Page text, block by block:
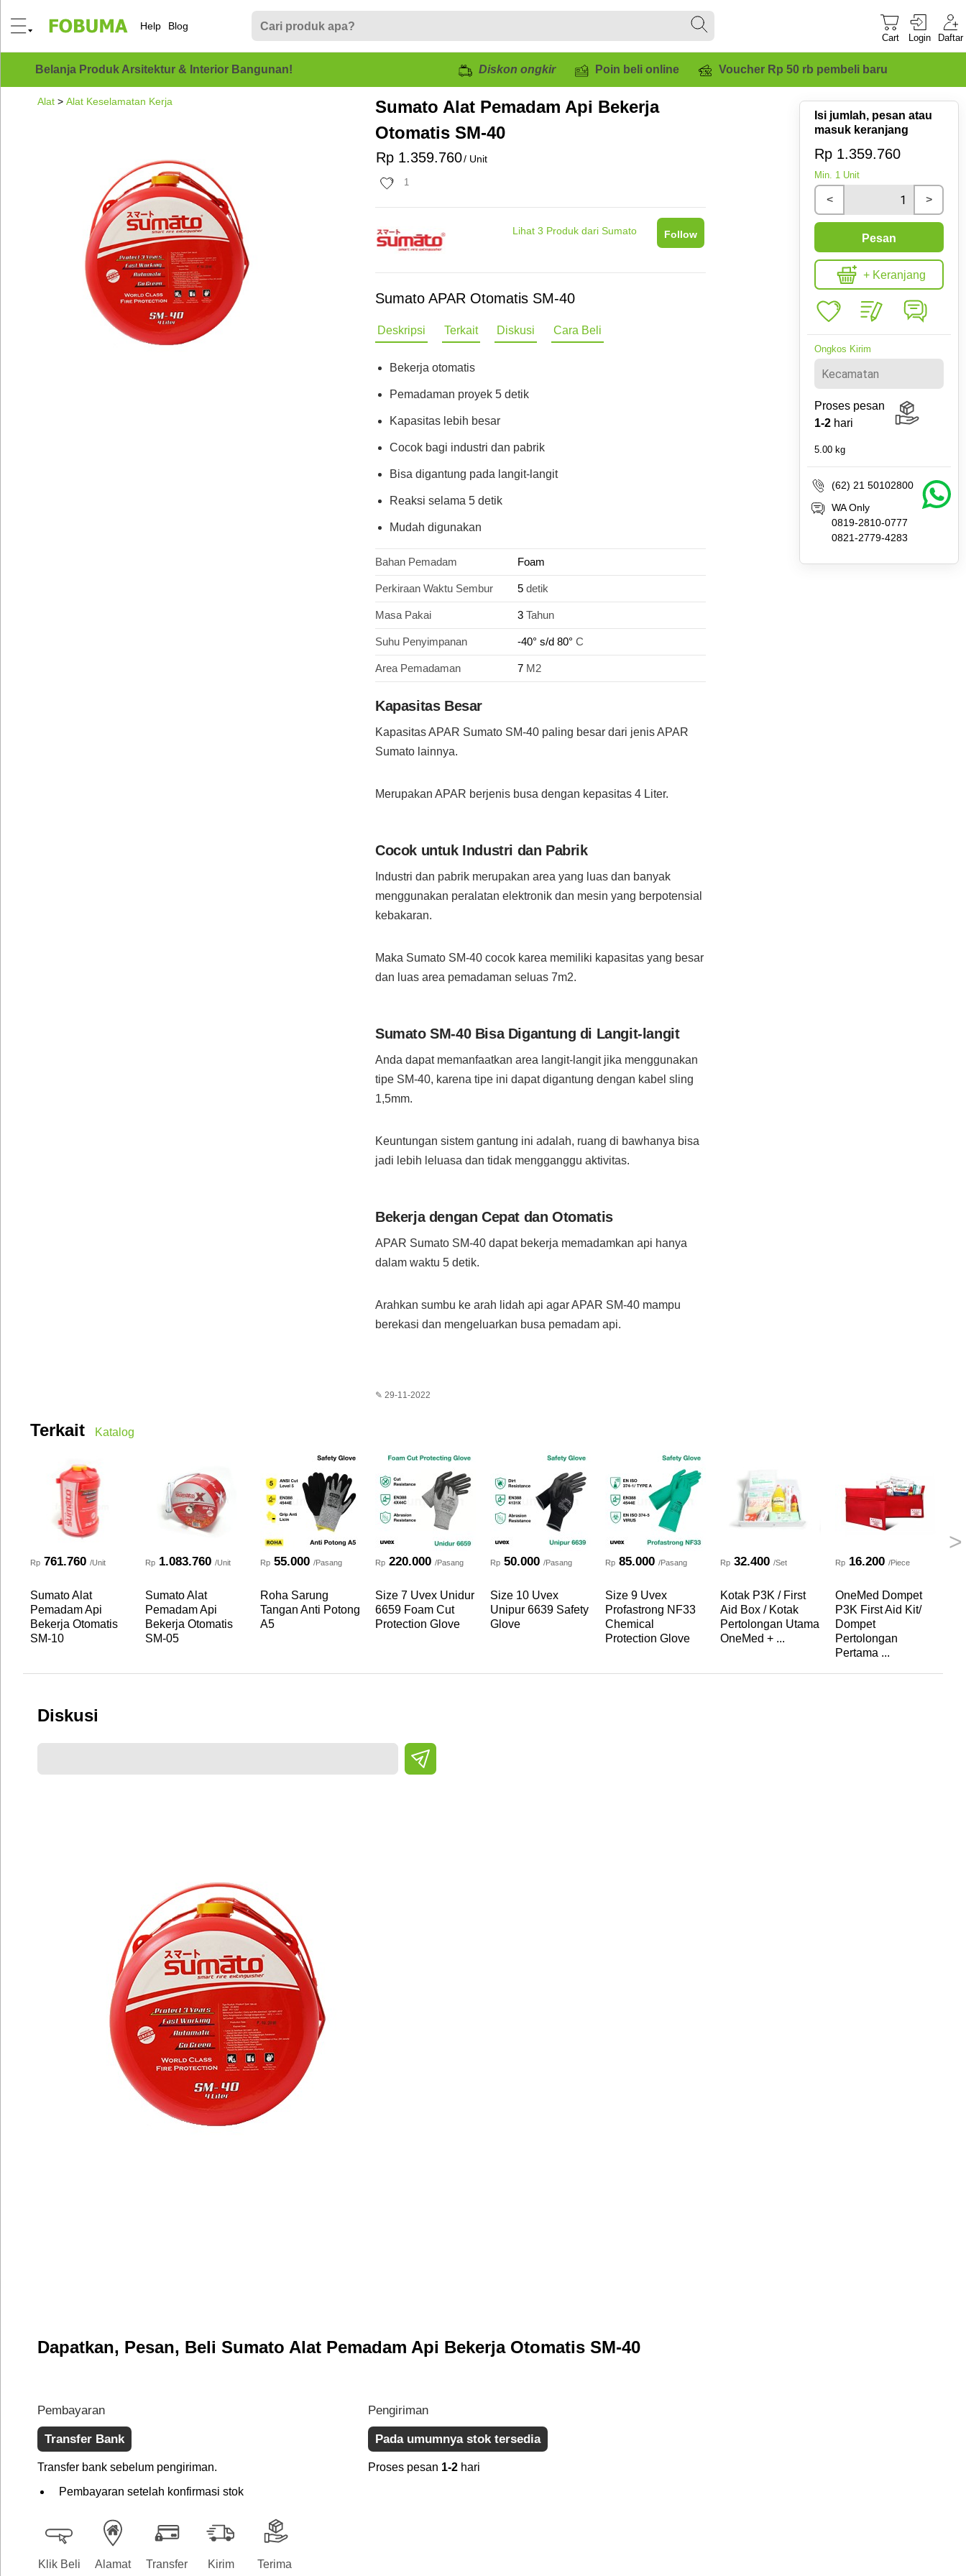
Help Blog
Cart Login Daftar
Belanja Produk Arsitektur & Interior Bangunan! Diskon ongkir Poin beli online Voucher Rp 50 rb pembeli baru
Alat > Alat Keselamatan Kerja
Sumato Alat Pemadam Api Bekerja
Otomatis SM-40
Rp 1.359.760/ Unit
1
Isi jumlah, pesan atau
masuk keranjang
Rp 1.359.760
Min. 1 Unit
< >
Pesan
+ Keranjang
Ongkos Kirim
Proses pesan
1-2 hari
5.00 kg
(62) 21 50102800
WA Only
0819-2810-0777
0821-2779-4283
Lihat 3 Produk dari Sumato Follow
Sumato APAR Otomatis SM-40
Deskripsi Terkait Diskusi Cara Beli
Bekerja otomatis
Pemadaman proyek 5 detik
Kapasitas lebih besar
Cocok bagi industri dan pabrik
Bisa digantung pada langit-langit
Reaksi selama 5 detik
Mudah digunakan
Bahan Pemadam Foam
Perkiraan Waktu Sembur 5 detik
Masa Pakai 3 Tahun
Suhu Penyimpanan -40° s/d 80° C
Area Pemadaman 7 M2
Kapasitas Besar
Kapasitas APAR Sumato SM-40 paling besar dari jenis APAR
Sumato lainnya.
Merupakan APAR berjenis busa dengan kepasitas 4 Liter.
Cocok untuk Industri dan Pabrik
Industri dan pabrik merupakan area yang luas dan banyak
menggunakan peralatan elektronik dan mesin yang berpotensial
kebakaran.
Maka Sumato SM-40 cocok karea memiliki kapasitas yang besar
dan luas area pemadaman seluas 7m2.
Sumato SM-40 Bisa Digantung di Langit-langit
Anda dapat memanfaatkan area langit-langit jika menggunakan
tipe SM-40, karena tipe ini dapat digantung dengan kabel sling
1,5mm.
Keuntungan sistem gantung ini adalah, ruang di bawhanya bisa
jadi lebih leluasa dan tidak mengganggu aktivitas.
Bekerja dengan Cepat dan Otomatis
APAR Sumato SM-40 dapat bekerja memadamkan api hanya
dalam waktu 5 detik.
Arahkan sumbu ke arah lidah api agar APAR SM-40 mampu
berekasi dan mengeluarkan busa pemadam api.
✎ 29-11-2022
Terkait Katalog
>
Rp 761.760 /Unit
Sumato Alat
Pemadam Api
Bekerja Otomatis
SM-10
Rp 1.083.760 /Unit
Sumato Alat
Pemadam Api
Bekerja Otomatis
SM-05
Rp 55.000 /Pasang
Roha Sarung
Tangan Anti Potong
A5
Rp 220.000 /Pasang
Size 7 Uvex Unidur
6659 Foam Cut
Protection Glove
Rp 50.000 /Pasang
Size 10 Uvex
Unipur 6639 Safety
Glove
Rp 85.000 /Pasang
Size 9 Uvex
Profastrong NF33
Chemical
Protection Glove
Rp 32.400 /Set
Kotak P3K / First
Aid Box / Kotak
Pertolongan Utama
OneMed + ...
Rp 16.200 /Piece
OneMed Dompet
P3K First Aid Kit/
Dompet
Pertolongan
Pertama ...
Diskusi
Dapatkan, Pesan, Beli Sumato Alat Pemadam Api Bekerja Otomatis SM-40
Pembayaran
Transfer Bank
Transfer bank sebelum pengiriman.
Pembayaran setelah konfirmasi stok
Pengiriman
Pada umumnya stok tersedia
Proses pesan 1-2 hari
Klik Beli Alamat Transfer Kirim Terima